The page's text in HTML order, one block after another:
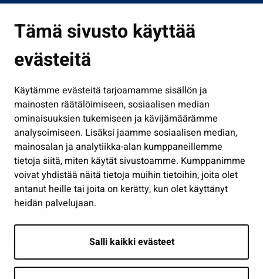
Tämä sivusto käyttää
evästeitä
Käytämme evästeitä tarjoamamme sisällön ja
mainosten räätälöimiseen, sosiaalisen median
ominaisuuksien tukemiseen ja kävijämäärämme
analysoimiseen. Lisäksi jaamme sosiaalisen median,
mainosalan ja analytiikka-alan kumppaneillemme
tietoja siitä, miten käytät sivustoamme. Kumppanimme
voivat yhdistää näitä tietoja muihin tietoihin, joita olet
antanut heille tai joita on kerätty, kun olet käyttänyt
heidän palvelujaan.
Salli kaikki evästeet
Kasvatus ja opetus
Kulttuuri ja liikunta
Työ ja yrittäminen
Osallistu ja asioi
Näytä omat evästeasetukseni
Seuraa meitä